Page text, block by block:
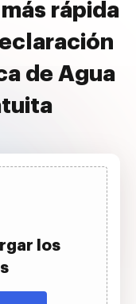
rápida
de Agua
los